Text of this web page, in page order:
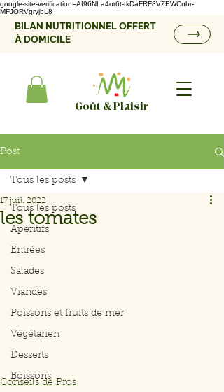
google-site-verification=Af96NLa4or6t-tkDaFRF8VZEWCnbr-
MFJORVgryjbL8
BILAN NUTRITIONNEL OFFERT
À DOMICILE
Goût & Plaisir
Post
Tous les posts
Apéritifs
Entrées
Salades
Viandes
Poissons et fruits de mer
Végétarien
Desserts
Boissons
Tous les posts
les tomates
17 juil. 2022
Conseils de Pros